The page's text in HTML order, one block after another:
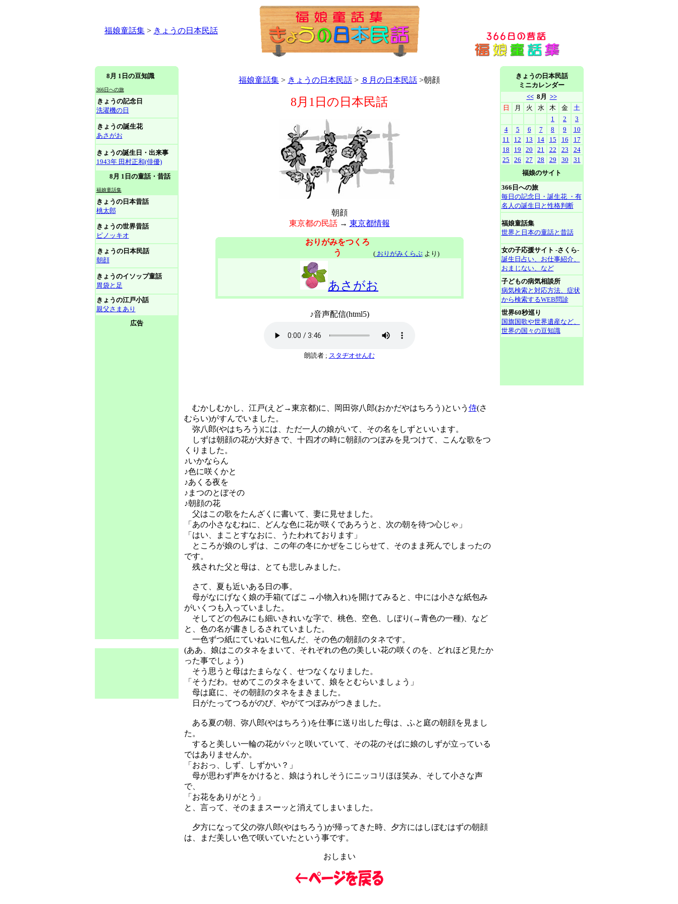
福娘童話集 > きょうの日本民話
8月 1日の豆知識
366日への旅
きょうの記念日
洗濯機の日
きょうの誕生花
あさがお
きょうの誕生日・出来事
1943年 田村正和(俳優)
8月 1日の童話・昔話
福娘童話集
きょうの日本昔話
桃太郎
きょうの世界昔話
ピノッキオ
きょうの日本民話
朝顔
きょうのイソップ童話
胃袋と足
きょうの江戸小話
親父さまあり
広告
福娘童話集 > きょうの日本民話 > ８月の日本民話 >朝顔
8月1日の日本民話
朝顔
東京都の民話→ 東京都情報
おりがみをつくろ
う
(おりがみくらぶより)
あさがお
♪音声配信(html5)
朗読者 ; スタヂオせんむ
むかしむかし、江戸(えど→東京都)に、岡田弥八郎(おかだやはちろう)という 侍(さ
むらい)がすんでいました。
弥八郎(やはちろう)には、ただ一人の娘がいて、その名をしずといいます。
しずは朝顔の花が大好きで、十四才の時に朝顔のつぼみを見つけて、こんな歌をつ
くりました。
♪いかならん
♪色に咲くかと
♪あくる夜を
♪まつのとぼその
♪朝顔の花
父はこの歌をたんざくに書いて、妻に見せました。
「あの小さなむねに、どんな色に花が咲くであろうと、次の朝を待つ心じゃ」
「はい、まことすなおに、うたわれております」
ところが娘のしずは、この年の冬にかぜをこじらせて、そのまま死んでしまったの
です。
残された父と母は、とても悲しみました。
さて、夏も近いある日の事。
母がなにげなく娘の手箱(てばこ→小物入れ)を開けてみると、中には小さな紙包み
がいくつも入っていました。
そしてどの包みにも細いきれいな字で、桃色、空色、しぼり(→青色の一種)、など
と、色の名が書きしるされていました。
一色ずつ紙にていねいに包んだ、その色の朝顔のタネです。
(ああ、娘はこのタネをまいて、それぞれの色の美しい花の咲くのを、どれほど見たか
った事でしょう)
そう思うと母はたまらなく、せつなくなりました。
「そうだわ。せめてこのタネをまいて、娘をとむらいましょう」
母は庭に、その朝顔のタネをまきました。
日がたってつるがのび、やがてつぼみがつきました。
ある夏の朝、弥八郎(やはちろう)を仕事に送り出した母は、ふと庭の朝顔を見まし
た。
すると美しい一輪の花がパッと咲いていて、その花のそばに娘のしずが立っている
ではありませんか。
「おおっ、しず、しずかい？」
母が思わず声をかけると、娘はうれしそうにニッコリほほ笑み、そして小さな声
で、
「お花をありがとう」
と、言って、そのままスーッと消えてしまいました。
夕方になって父の弥八郎(やはちろう)が帰ってきた時、夕方にはしぼむはずの朝顔
は、まだ美しい色で咲いていたという事です。
おしまい
きょうの日本民話
ミニカレンダー
<<8月 >>
日
月 火 水 木 金
土
1
2
3
4
5 6 7 8 9
10
11
12 13 14 15 16
17
18
19 20 21 22 23
24
25
26 27 28 29 30
31
福娘のサイト
366日への旅
毎日の記念日・誕生花 ・有
名人の誕生日と性格判断
福娘童話集
世界と日本の童話と昔話
女の子応援サイト -さくら-
誕生日占い、お仕事紹介、
おまじない、など
子どもの病気相談所
病気検索と対応方法、症状
から検索するWEB問診
世界60秒巡り
国旗国歌や世界遺産など、
世界の国々の豆知識